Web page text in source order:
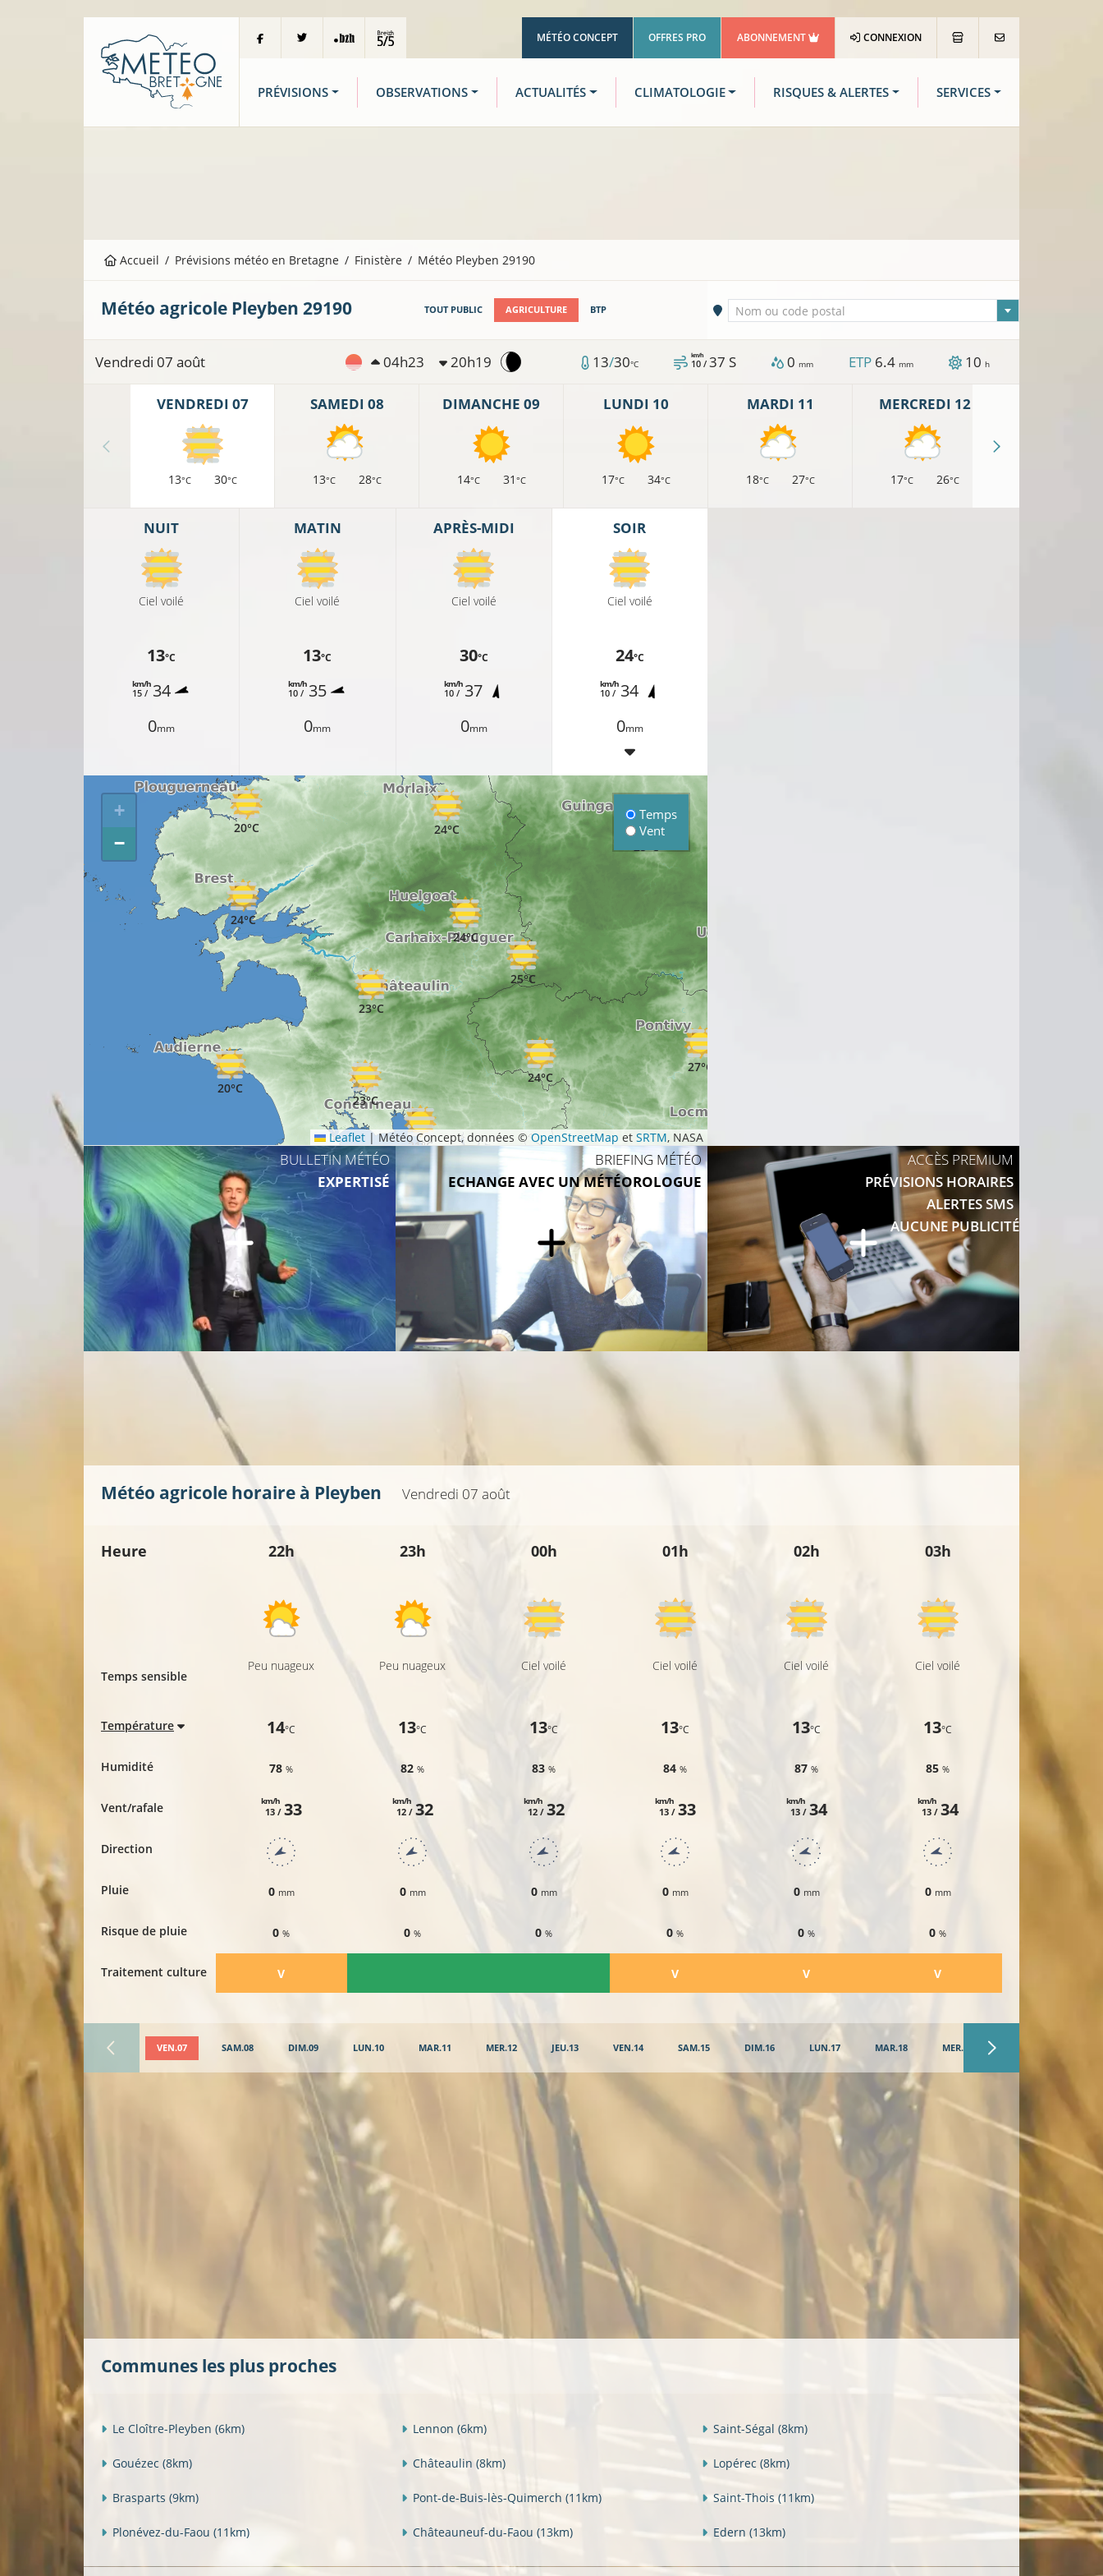
MÉTÉO CONCEPT OFFRES PRO ABONNEMENT CONNEXION
PRÉVISIONS OBSERVATIONS ACTUALITÉS CLIMATOLOGIE RISQUES & ALERTES SERVICES
Accueil Prévisions météo en Bretagne Finistère Météo Pleyben 29190
Météo agricole Pleyben 29190 TOUT PUBLIC AGRICULTURE BTP Ville sélectionnée
Nom ou code postal
Vendredi 07 août 04h23 20h19 13/30°C 10 /
km/h 37 S 0 mm ETP 6.4 mm 10 h
VENDREDI 07
13°C 30°C
SAMEDI 08
13°C 28°C
DIMANCHE 09
14°C 31 °C
LUNDI 10
17°C 34°C
MARDI 11
18°C 27°C
MERCREDI 12
17°C 26°C
NUIT
Ciel voilé
13°C
15 /
km/h 34
0mm
MATIN
Ciel voilé
13°C
10 /
km/h 35
0mm
APRÈS-MIDI
Ciel voilé
30°C
10 /
km/h 37
0mm
SOIR
Ciel voilé
24°C
10 /
km/h 34
0mm
24°C
25°C
27°C
26°C
28°C
20°C
24°C
25°C
23°C
21°C
24°C
24°C
20°C
23°C
25°C
28°C
+
−
Temps
Vent
Leaflet |Météo Concept, données ©OpenStreetMap et SRTM, NASA
BULLETIN MÉTÉO
EXPERTISÉ
BRIEFING MÉTÉO
ECHANGE AVEC UN MÉTÉOROLOGUE
ACCÈS PREMIUM
PRÉVISIONS HORAIRES
ALERTES SMS
AUCUNE PUBLICITÉ
Météo agricole horaire à Pleyben Vendredi 07 août
Heure
Temps sensible
Température
Humidité
Vent/rafale
Direction
Pluie
Risque de pluie
Traitement culture
22h
Peu nuageux
14°C
78%
13 /
km/h 33
0 mm
0%
​V
23h
Peu nuageux
13°C
82%
12 /
km/h 32
0 mm
0%
00h
Ciel voilé
13°C
83%
12 /
km/h 32
0 mm
0%
01h
Ciel voilé
13°C
84%
13 /
km/h 33
0 mm
0%
​V
02h
Ciel voilé
13°C
87%
13 /
km/h 34
0 mm
0%
​V
03h
Ciel voilé
13°C
85%
13 /
km/h 34
0 mm
0%
​V
VEN.07 SAM.08 DIM.09 LUN.10 MAR.11 MER.12 JEU.13 VEN.14 SAM.15 DIM.16 LUN.17 MAR.18 MER.19
Communes les plus proches
Le Cloître-Pleyben (6km) Lennon (6km) Saint-Ségal (8km)
Gouézec (8km) Châteaulin (8km) Lopérec (8km)
Brasparts (9km) Pont-de-Buis-lès-Quimerch (11km) Saint-Thois (11km)
Plonévez-du-Faou (11km) Châteauneuf-du-Faou (13km) Edern (13km)